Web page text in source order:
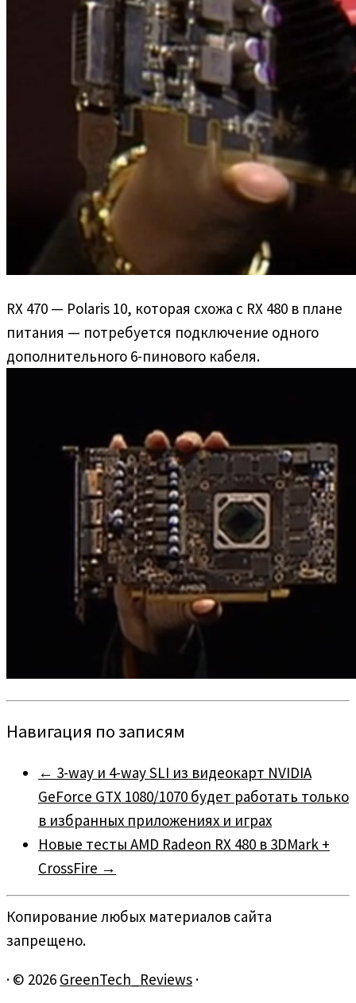
RX 470 — Polaris 10, которая схожа с RX 480 в плане
питания — потребуется подключение одного
дополнительного 6-пинового кабеля.
Навигация по записям
← 3-way и 4-way SLI из видеокарт NVIDIA
GeForce GTX 1080/1070 будет работать только
в избранных приложениях и играх
Новые тесты AMD Radeon RX 480 в 3DMark +
CrossFire →
Копирование любых материалов сайта
запрещено.
· © 2026 GreenTech_Reviews ·